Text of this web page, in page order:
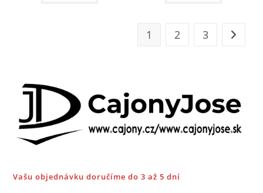
1 2 3
Vašu objednávku doručíme do 3 až 5 dní